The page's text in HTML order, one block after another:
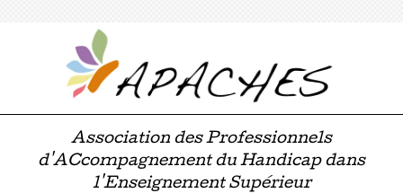
Association des Professionnels
d'ACcompagnement du Handicap dans
l'Enseignement Supérieur